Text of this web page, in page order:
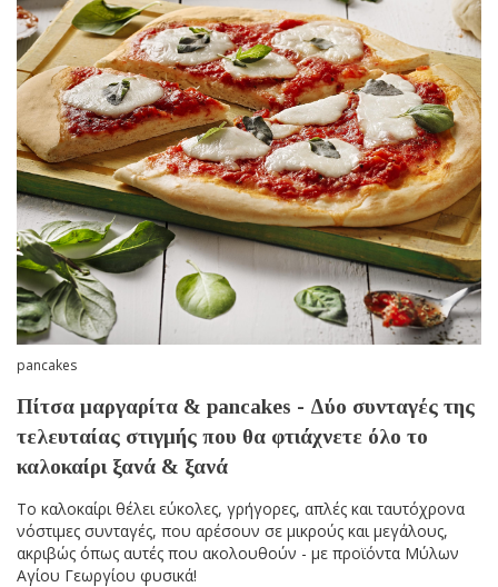
pancakes
Πίτσα μαργαρίτα & pancakes - Δύο συνταγές της
τελευταίας στιγμής που θα φτιάχνετε όλο το
καλοκαίρι ξανά & ξανά
Το καλοκαίρι θέλει εύκολες, γρήγορες, απλές και ταυτόχρονα
νόστιμες συνταγές, που αρέσουν σε μικρούς και μεγάλους,
ακριβώς όπως αυτές που ακολουθούν - με προϊόντα Μύλων
Αγίου Γεωργίου φυσικά!